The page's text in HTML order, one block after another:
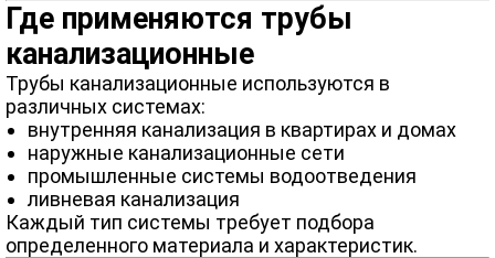
Где применяются трубы
канализационные
Трубы канализационные используются в
различных системах:
внутренняя канализация в квартирах и домах
наружные канализационные сети
промышленные системы водоотведения
ливневая канализация
Каждый тип системы требует подбора
определенного материала и характеристик.